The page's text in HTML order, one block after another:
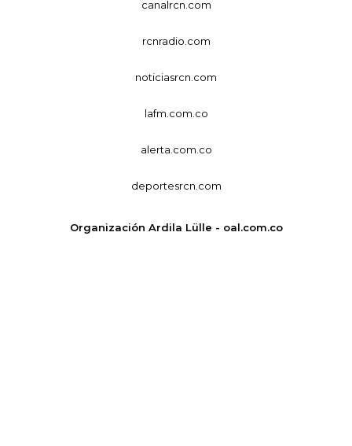
canalrcn.com
rcnradio.com
noticiasrcn.com
lafm.com.co
alerta.com.co
deportesrcn.com
Organización Ardila Lülle - oal.com.co